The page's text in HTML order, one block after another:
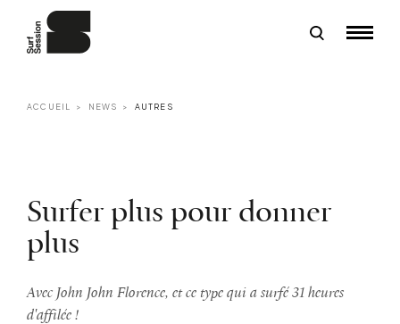
ACCUEIL NEWS AUTRES
Surfer plus pour donner
plus
Avec John John Florence, et ce type qui a surfé 31 heures
d'affilée !